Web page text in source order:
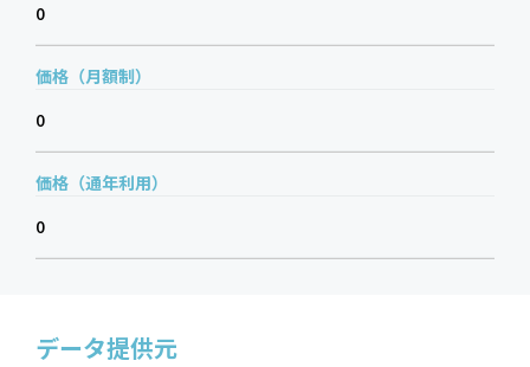
0
価格（月額制）
0
価格（通年利用）
0
データ提供元